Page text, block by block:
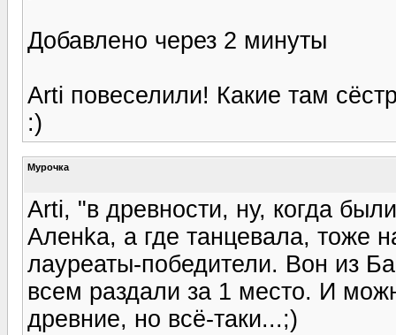
Добавлено через 2 минуты
Arti повеселили! Какие там
:)
Мурочка
Arti, "в древности, ну, когда
Аленka, а где танцевала, тоже
лауреаты-победители. Вон из
всем раздали за 1 место. И
древние, но всё-таки...;)